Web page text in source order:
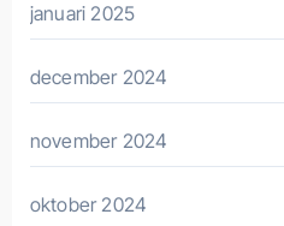
januari 2025
december 2024
november 2024
oktober 2024